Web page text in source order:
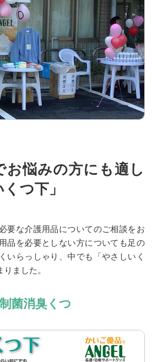
お悩みの方にも適し
つ下」
要な介護用品についてのご相談をお
品を必要としない方についても足の
いらっしゃり、中でも「やさしいく
ました。
菌消臭くつ